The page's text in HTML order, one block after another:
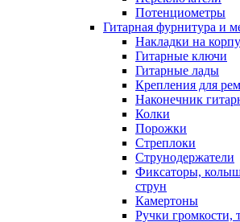
Потенциометры
Гитарная фурнитура и
Накладки на
Гитарные ключи
Гитарные лады
Крепления для
Наконечник
Колки
Порожки
Стреплоки
Струнодержатели
Фиксаторы,
струн
Камертоны
Ручки громкости,